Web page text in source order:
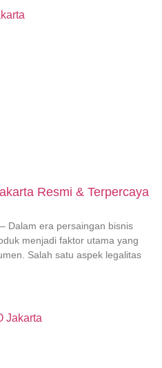
Resmi & Terpercaya
Dalam era persaingan bisnis
menjadi faktor utama yang
Salah satu aspek legalitas